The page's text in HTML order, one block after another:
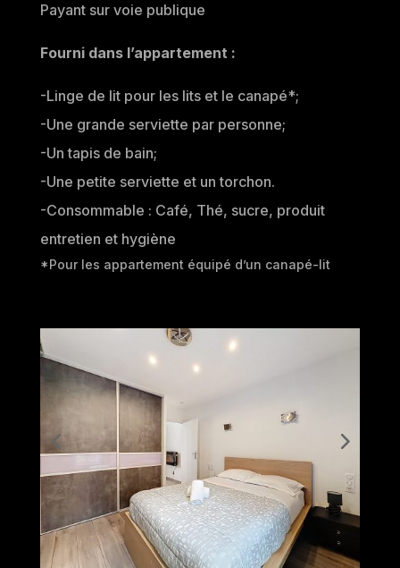
Payant sur voie publique
Fourni dans l’appartement :
-Linge de lit pour les lits et le canapé*;
-Une grande serviette par personne;
-Un tapis de bain;
-Une petite serviette et un torchon.
-Consommable : Café, Thé, sucre, produit
entretien et hygiène
*Pour les appartement équipé d’un canapé-lit